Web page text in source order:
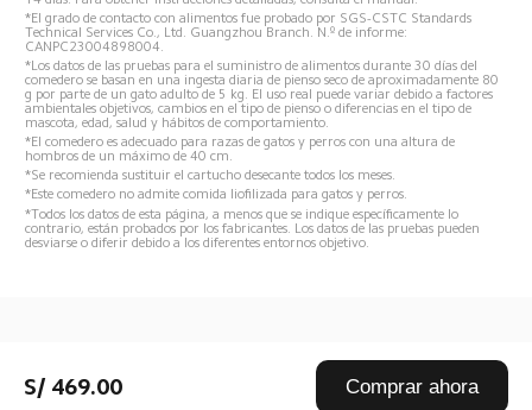
S/ 469.00 Comprar ahora
*El grado de contacto con alimentos fue probado por SGS-CSTC Standards
Technical Services Co., Ltd. Guangzhou Branch. N.º de informe:
CANPC23004898004.
*Los datos de las pruebas para el suministro de alimentos durante 30 días del
comedero se basan en una ingesta diaria de pienso seco de aproximadamente 80
g por parte de un gato adulto de 5 kg. El uso real puede variar debido a factores
ambientales objetivos, cambios en el tipo de pienso o diferencias en el tipo de
mascota, edad, salud y hábitos de comportamiento.
*El comedero es adecuado para razas de gatos y perros con una altura de
hombros de un máximo de 40 cm.
*Se recomienda sustituir el cartucho desecante todos los meses.
*Este comedero no admite comida liofilizada para gatos y perros.
*Todos los datos de esta página, a menos que se indique específicamente lo
contrario, están probados por los fabricantes. Los datos de las pruebas pueden
desviarse o diferir debido a los diferentes entornos objetivo.